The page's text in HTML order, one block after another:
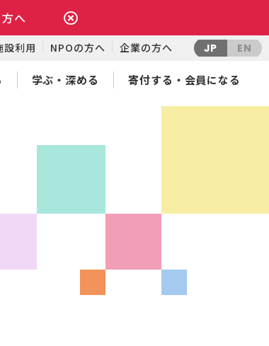
へ
設利用 NPOの方へ 企業の方へ JP EN
学ぶ・深める 寄付する・会員になる